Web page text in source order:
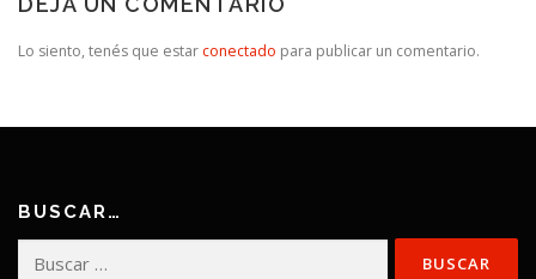
Lo siento, tenés que estar conectado para publicar un comentario.
BUSCAR…